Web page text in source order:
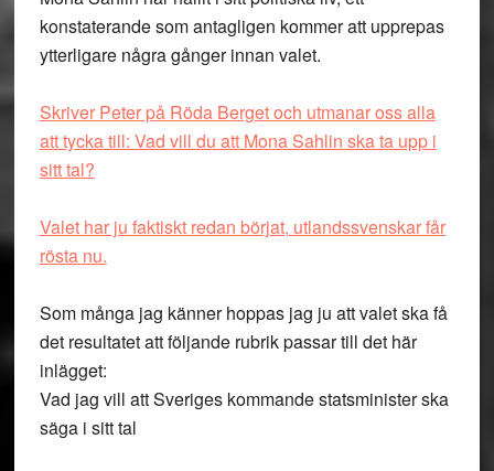
konstaterande som antagligen kommer att upprepas
ytterligare några gånger innan valet.
Skriver Peter på Röda Berget och utmanar oss alla
att tycka till: Vad vill du att Mona Sahlin ska ta upp i
sitt tal?
Valet har ju faktiskt redan börjat, utlandssvenskar får
rösta nu.
Som många jag känner hoppas jag ju att valet ska få
det resultatet att följande rubrik passar till det här
inlägget:
Vad jag vill att Sveriges kommande statsminister ska
säga i sitt tal